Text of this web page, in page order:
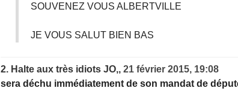
SOUVENEZ VOUS ALBERTVILLE
JE VOUS SALUT BIEN BAS
2. Halte aux très idiots JO,, 21 février 2015, 19:08
sera déchu immédiatement de son mandat de